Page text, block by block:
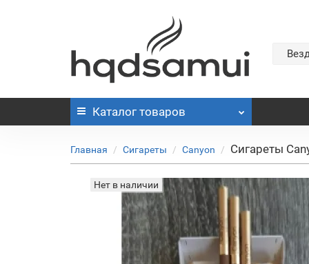
Каталог товаров
Главная Сигареты Canyon Сигареты
Нет в наличии